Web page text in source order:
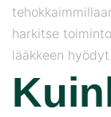
harkitse
lääkkeen hyödyt.